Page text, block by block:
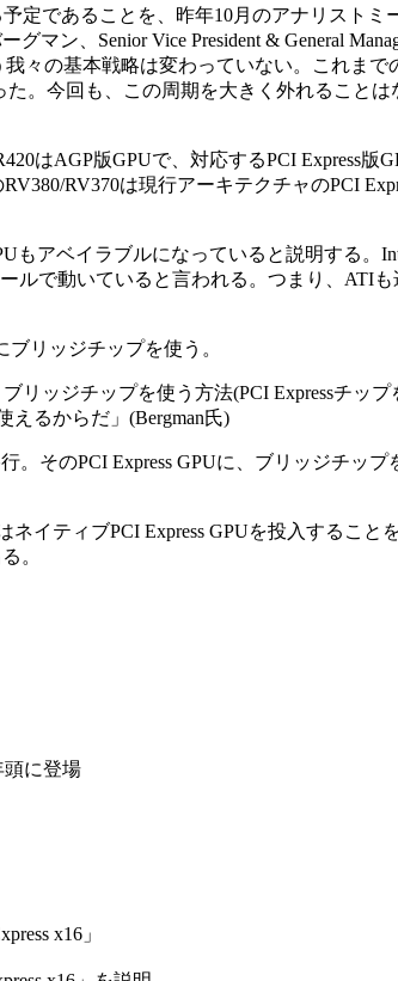
定であることを、昨年10月のアナリストミ
マン、Senior Vice President & General
々の基本戦略は変わっていない。これまで
た。今回も、この周期を大きく外れること
はAGP版GPUで、対応するPCI Express版
RV370は現行アーキテクチャのPCI
もアベイラブルになっていると説明する。
ルで動いていると言われる。つまり、ATI
リッジチップを使う。
ッジチップを使う方法(PCI Expressチップ
えるからだ」(Bergman氏)
そのPCI Express GPUに、ブリッジチップ
イティブPCI Express GPUを投入すること
。
頭に登場
x16」